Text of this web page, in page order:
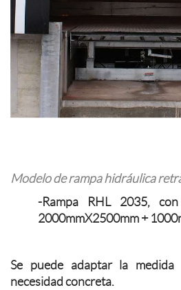
Modelo de rampa hidráulica
-Rampa RHL 2035,
2000mmX2500mm +
Se puede adaptar la
necesidad concreta.